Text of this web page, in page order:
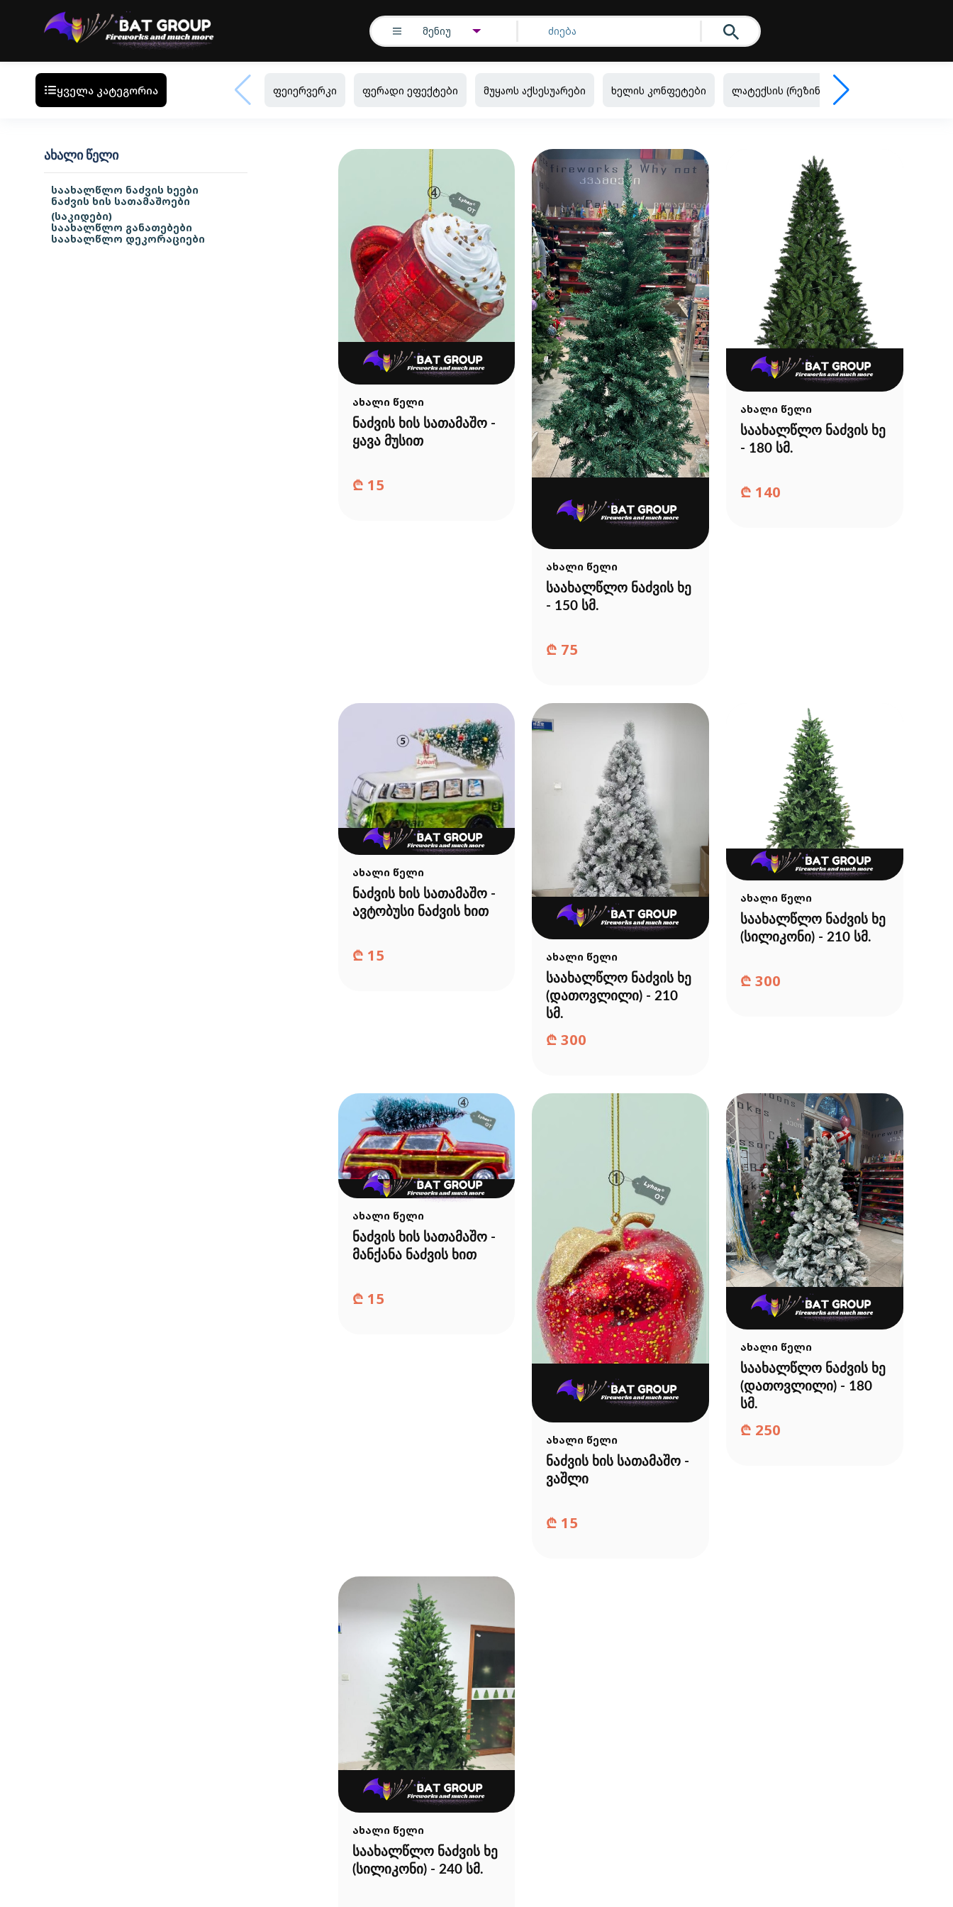
მენიუ
ყველა კატეგორია ფეიერვერკი ფერადი ეფექტები მუყაოს აქსესუარები ხელის კონფეტები ლატექსის (რეზინის) ბუშტები
ᲐᲮᲐᲚᲘ ᲬᲔᲚᲘ
საახალწლო ნაძვის ხეები
ნაძვის ხის სათამაშოები
(საკიდები)
საახალწლო განათებები
საახალწლო დეკორაციები
ახალი წელი
ნაძვის ხის სათამაშო -
ყავა მუსით
₾ 15
ახალი წელი
საახალწლო ნაძვის ხე
- 150 სმ.
₾ 75
ახალი წელი
საახალწლო ნაძვის ხე
- 180 სმ.
₾ 140
ახალი წელი
ნაძვის ხის სათამაშო -
ავტობუსი ნაძვის ხით
₾ 15
ახალი წელი
საახალწლო ნაძვის ხე
(დათოვლილი) - 210
სმ.
₾300
ახალი წელი
საახალწლო ნაძვის ხე
(სილიკონი) - 210 სმ.
₾ 300
ახალი წელი
ნაძვის ხის სათამაშო -
მანქანა ნაძვის ხით
₾ 15
ახალი წელი
ნაძვის ხის სათამაშო -
ვაშლი
₾ 15
ახალი წელი
საახალწლო ნაძვის ხე
(დათოვლილი) - 180
სმ.
₾ 250
ახალი წელი
საახალწლო ნაძვის ხე
(სილიკონი) - 240 სმ.